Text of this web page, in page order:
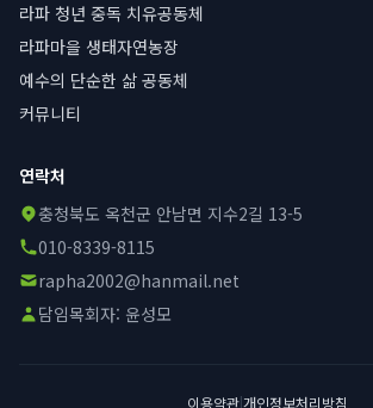
라파 청년 중독 치유공동체
라파마을 생태자연농장
예수의 단순한 삶 공동체
커뮤니티
연락처
충청북도 옥천군 안남면 지수2길 13-5
010-8339-8115
rapha2002@hanmail.net
담임목회자: 윤성모
이용약관|개인정보처리방침